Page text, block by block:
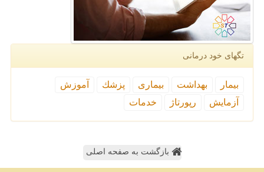
تگهای خود درمانی
بیمار بهداشت بیماری پزشك
آموزش
آزمایش
رپورتاژ خدمات
بازگشت به صفحه اصلی